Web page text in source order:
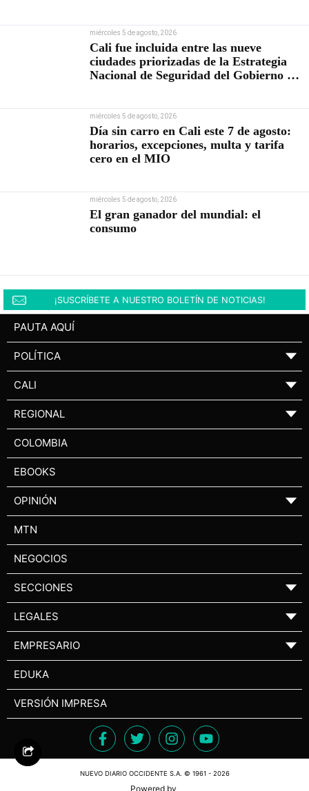
miércoles 5 de agosto, 2026
Cali fue incluida entre las nueve
ciudades priorizadas de la Estrategia
Nacional de Seguridad del Gobierno de
miércoles 5 de agosto, 2026
Día sin carro en Cali este 7 de agosto:
horarios, excepciones, multa y tarifa
cero en el MIO
miércoles 5 de agosto, 2026
El gran ganador del mundial: el
consumo
¡SUSCRÍBETE A NUESTRO BOLETÍN DE NOTICIAS!
PAUTA AQUÍ
POLÍTICA ▼
CALI ▼
REGIONAL ▼
COLOMBIA
EBOOKS
OPINIÓN ▼
MTN
NEGOCIOS
SECCIONES ▼
LEGALES ▼
EMPRESARIO ▼
EDUKA
VERSIÓN IMPRESA
NUEVO DIARIO OCCIDENTE S.A. © 1961 - 2026
Powered by